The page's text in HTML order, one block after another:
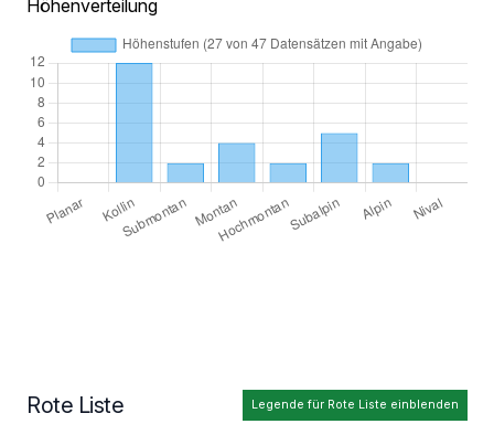
Höhenverteilung
Legende für Rote Liste einblenden
Rote Liste